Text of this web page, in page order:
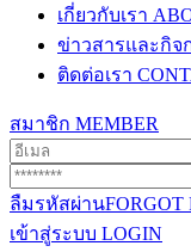
เกี่ยวกับเรา
ข่าวสารและกิจ
ติดต่อเรา
สมาชิก MEMBER
ลืมรหัสผ่านFORGOT
เข้าสู่ระบบ LOGIN